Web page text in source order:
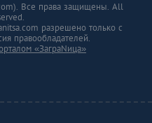
Все права защищены. All
разрешено только с
правообладателей.
«ЗаграNица»